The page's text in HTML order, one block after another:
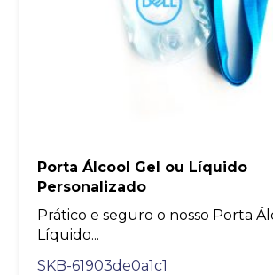
Porta Álcool Gel ou Líquido
Personalizado
Prático e seguro o nosso Porta
Líquido...
SKB-61903de0a1c1